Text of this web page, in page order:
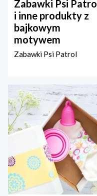
Zabawki Psi Patrol
i inne produkty z
bajkowym
motywem
Zabawki Psi Patrol